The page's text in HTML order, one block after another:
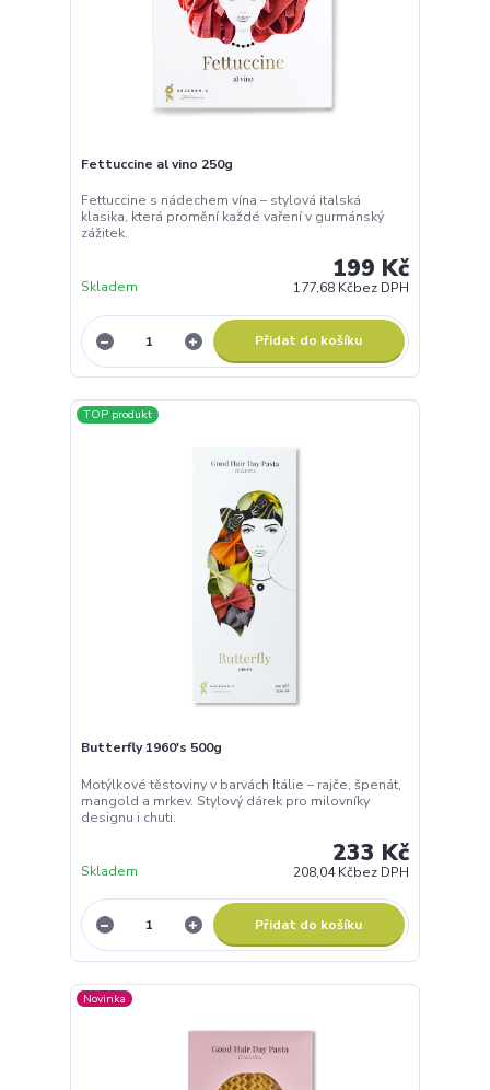
Fettuccine al vino 250g
Fettuccine s nádechem vína – stylová italská
klasika, která promění každé vaření v gurmánský
zážitek.
199 Kč
177,68 Kčbez DPH
Skladem
Přidat do košíku
TOP produkt
Butterfly 1960's 500g
Motýlkové těstoviny v barvách Itálie – rajče, špenát,
mangold a mrkev. Stylový dárek pro milovníky
designu i chuti.
233 Kč
208,04 Kčbez DPH
Skladem
Přidat do košíku
Novinka